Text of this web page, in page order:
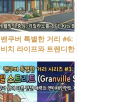
밴쿠버 특별한 거리 #6:
비치 라이프와 트렌디한
가 (West 4th Avenue)